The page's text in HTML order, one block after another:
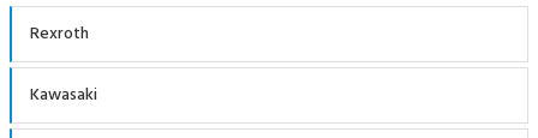
Rexroth
Kawasaki